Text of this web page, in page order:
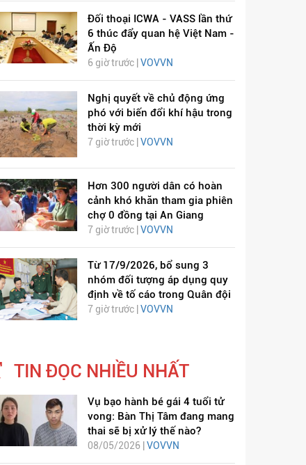
Đối thoại ICWA - VASS lần thứ
6 thúc đẩy quan hệ Việt Nam -
Ấn Độ
6 giờ trước | VOVVN
Nghị quyết về chủ động ứng
phó với biến đổi khí hậu trong
thời kỳ mới
7 giờ trước | VOVVN
Hơn 300 người dân có hoàn
cảnh khó khăn tham gia phiên
chợ 0 đồng tại An Giang
7 giờ trước | VOVVN
Từ 17/9/2026, bổ sung 3
nhóm đối tượng áp dụng quy
định về tố cáo trong Quân đội
7 giờ trước | VOVVN
TIN ĐỌC NHIỀU NHẤT
Vụ bạo hành bé gái 4 tuổi tử
vong: Bàn Thị Tâm đang mang
thai sẽ bị xử lý thế nào?
08/05/2026 | VOVVN